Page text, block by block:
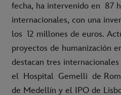
fecha, ha intervenido en 87
internacionales, con una
los 12 millones de euros.
proyectos de humanización
destacan tres internacionales
el Hospital Gemelli de
de Medellín y el IPO de